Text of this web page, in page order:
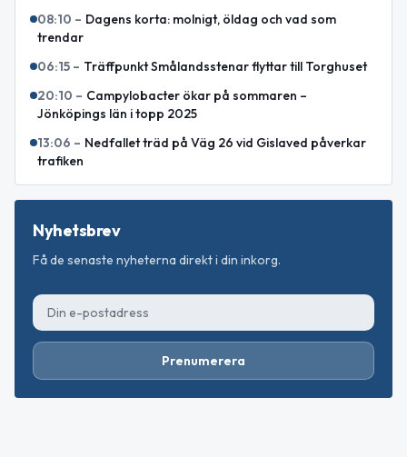
08:10 – Dagens korta: molnigt, öldag och vad som
trendar
06:15 – Träffpunkt Smålandsstenar flyttar till Torghuset
20:10 – Campylobacter ökar på sommaren –
Jönköpings län i topp 2025
13:06 – Nedfallet träd på Väg 26 vid Gislaved påverkar
trafiken
Nyhetsbrev
Få de senaste nyheterna direkt i din inkorg.
Prenumerera